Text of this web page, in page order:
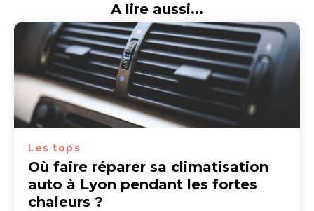
A lire aussi...
Les tops
Où faire réparer sa climatisation
auto à Lyon pendant les fortes
chaleurs ?